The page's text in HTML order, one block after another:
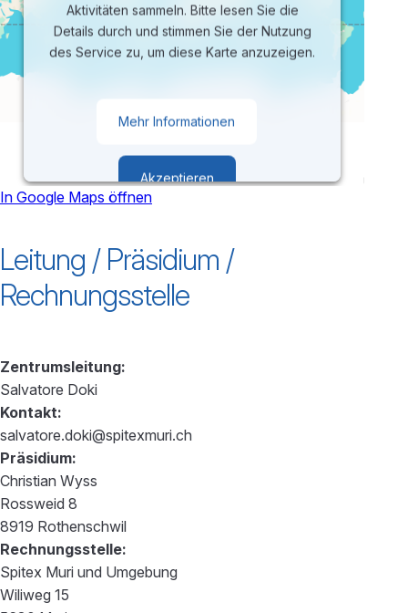
Aktivitäten sammeln. Bitte lesen Sie die
Details durch und stimmen Sie der Nutzung
des Service zu, um diese Karte anzuzeigen.
Mehr Informationen
Akzeptieren
Management Platform
In Google Maps öffnen
Leitung / Präsidium /
Rechnungsstelle
Zentrumsleitung:
Salvatore Doki
Kontakt:
salvatore.doki@spitexmuri.ch
Präsidium:
Christian Wyss
Rossweid 8
8919 Rothenschwil
Rechnungsstelle:
Spitex Muri und Umgebung
Wiliweg 15